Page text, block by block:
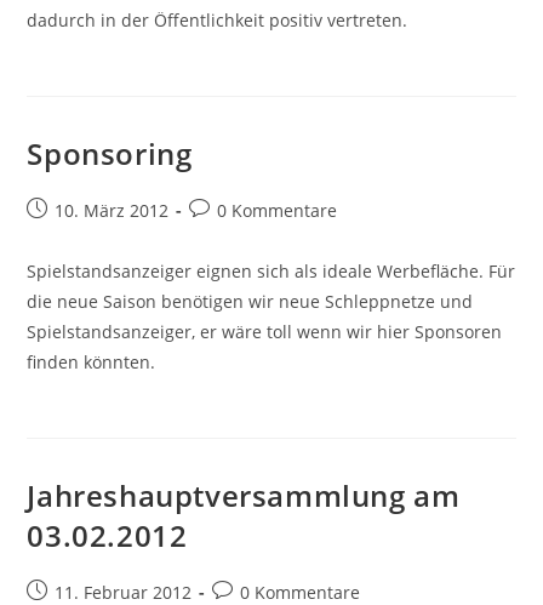
dadurch in der Öffentlichkeit positiv vertreten.
Sponsoring
Beitrag10. März 2012
Beitrags-
0 Kommentare
Spielstandsanzeiger eignen sich als ideale Werbefläche. Für
die neue Saison benötigen wir neue Schleppnetze und
Spielstandsanzeiger, er wäre toll wenn wir hier Sponsoren
finden könnten.
Jahreshauptversammlung am
03.02.2012
Beitrag11. Februar 2012
Beitrags-
0 Kommentare